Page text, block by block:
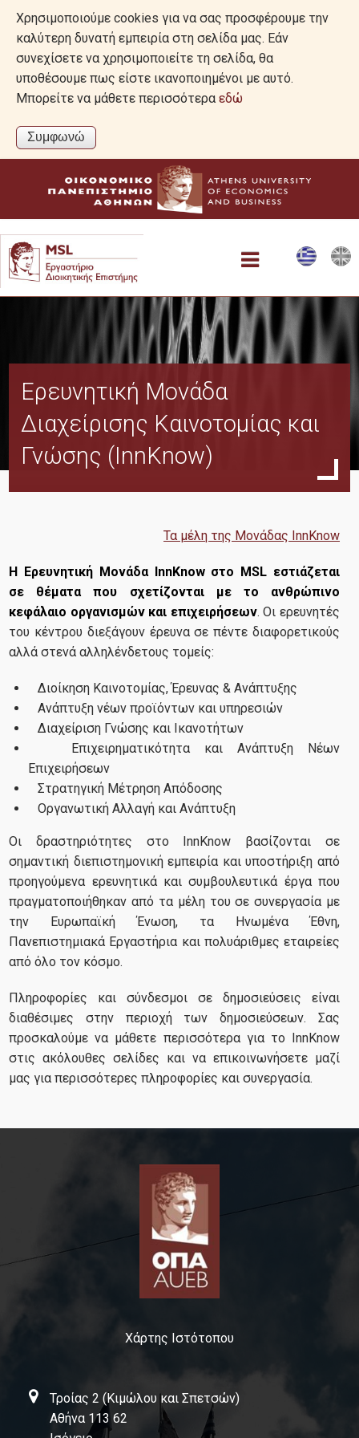
Χρησιμοποιούμε cookies για να σας προσφέρουμε την
καλύτερη δυνατή εμπειρία στη σελίδα μας. Εάν
συνεχίσετε να χρησιμοποιείτε τη σελίδα, θα
υποθέσουμε πως είστε ικανοποιημένοι με αυτό.
Μπορείτε να μάθετε περισσότερα εδώ
Το Εργαστήριο
To MSL
Όραμα και Προοπτική
Ερευνητικές Μονάδες
OPeR
FRC
FRFashtech
HealthSec
RISE
Ολοκληρωμένα Έργα
Δημοσιεύσεις
Ομάδα
Διευθυντής Εργαστηρίου
Μέλη ΔΕΠ
Ομάδα TRANSLOG
Ομάδα InnKnow
Ομάδα OPeR
Ομάδα FRC
Ερευνητική Μονάδα
Διαχείρισης Καινοτομίας και
Γνώσης (InnKnow)
Τα μέλη της Μονάδας InnKnow
Η Ερευνητική Μονάδα InnKnow στο MSL εστιάζεται
σε θέματα που σχετίζονται με το ανθρώπινο
κεφάλαιο οργανισμών και επιχειρήσεων. Οι ερευνητές
του κέντρου διεξάγουν έρευνα σε πέντε διαφορετικούς
αλλά στενά αλληλένδετους τομείς:
Διοίκηση Καινοτομίας, Έρευνας & Ανάπτυξης
Ανάπτυξη νέων προϊόντων και υπηρεσιών
Διαχείριση Γνώσης και Ικανοτήτων
Επιχειρηματικότητα και Ανάπτυξη Νέων
Επιχειρήσεων
Στρατηγική Μέτρηση Απόδοσης
Οργανωτική Αλλαγή και Ανάπτυξη
Οι δραστηριότητες στο InnKnow βασίζονται σε
σημαντική διεπιστημονική εμπειρία και υποστήριξη από
προηγούμενα ερευνητικά και συμβουλευτικά έργα που
πραγματοποιήθηκαν από τα μέλη του σε συνεργασία με
την Ευρωπαϊκή Ένωση, τα Ηνωμένα Έθνη,
Πανεπιστημιακά Εργαστήρια και πολυάριθμες εταιρείες
από όλο τον κόσμο.
Πληροφορίες και σύνδεσμοι σε δημοσιεύσεις είναι
διαθέσιμες στην περιοχή των δημοσιεύσεων. Σας
προσκαλούμε να μάθετε περισσότερα για το InnKnow
στις ακόλουθες σελίδες και να επικοινωνήσετε μαζί
μας για περισσότερες πληροφορίες και συνεργασία.
Χάρτης Ιστότοπου
Τροίας 2 (Κιμώλου και Σπετσών)
Αθήνα 113 62